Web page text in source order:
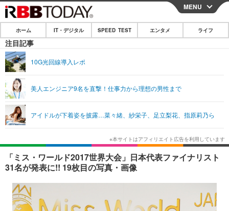
CLOSE
ホーム
IT・デジタル
ショッピング その他
SPEED TEST
エンタメ
エンタメTOP 映画・ドラマ
韓国・芸能
音楽 スポーツ
ショッピング その他
ライフ
ライフTOP グルメ
ペット ショッピング
その他
リリース一覧
プッシュ通知の停止方法
MENU
ホーム IT・デジタル SPEED TEST エンタメ ライフ
注目記事
10G光回線導入レポ
美人エンジニア9名を直撃！仕事力から理想の男性まで
アイドルが下着姿を披露…菜々緒、紗栄子、足立梨花、指原莉乃ら
「ミス・ワールド2017世界大会」日本代表ファイナリスト
31名が発表に!! 19枚目の写真・画像